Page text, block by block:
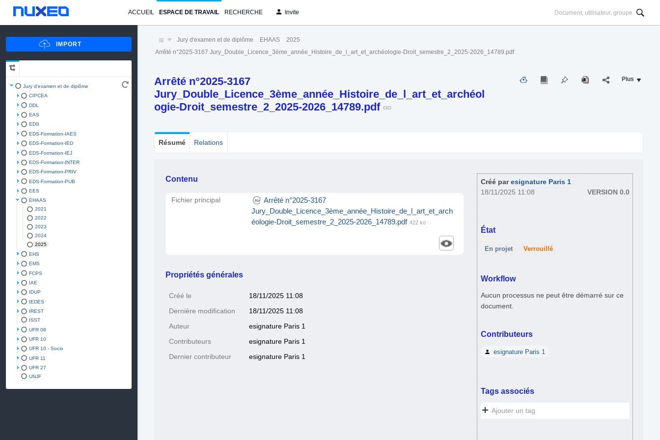
ACCUEIL ESPACE DE TRAVAIL RECHERCHE Invite
Jury d'examen et de diplôme
CIPCEA
DDL
EAS
EDS
EDS-Formation-IAES
EDS-Formation-IED
EDS-Formation-IEJ
EDS-Formation-INTER
EDS-Formation-PRIV
EDS-Formation-PUB
EES
EHAAS
2021
2022
2023
2024
2025
EHS
EMS
FCPS
IAE
IDUP
IEDES
IREST
ISST
UFR 08
UFR 10
UFR 10 - Socio
UFR 11
UFR 27
UNJF
Jury d'examen et de diplôme EHAAS 2025
Arrêté n°2025-3167 Jury_Double_Licence_3ème_année_Histoire_de_l_art_et_archéologie-Droit_semestre_2_2025-2026_14789.pdf
Arrêté n°2025-3167
Jury_Double_Licence_3ème_année_Histoire_de_l_art_et_archéol
ogie-Droit_semestre_2_2025-2026_14789.pdf
Plus
Résumé Relations
Contenu
Fichier principal
Arrêté n°2025-3167
Jury_Double_Licence_3ème_année_Histoire_de_l_art_et_arch
éologie-Droit_semestre_2_2025-2026_14789.pdf 422 ko
Propriétés générales
Créé le 18/11/2025 11:08
Dernière modification 18/11/2025 11:08
Auteur esignature Paris 1
Contributeurs esignature Paris 1
Dernier contributeur esignature Paris 1
Créé paresignature Paris 1
18/11/2025 11:08
VERSION 0.0
État
En projet Verrouillé
Workflow
Aucun processus ne peut être démarré sur ce
document.
Contributeurs
esignature Paris 1
Tags associés